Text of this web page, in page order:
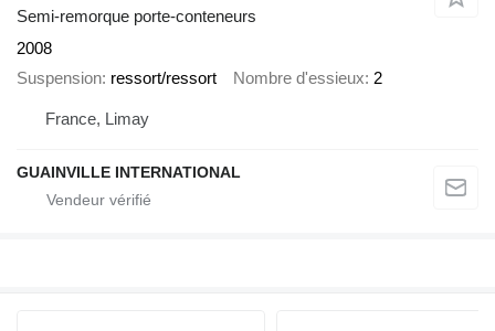
Semi-remorque porte-conteneurs
2008
Suspension ressort/ressort Nombre d'essieux 2
France, Limay
GUAINVILLE INTERNATIONAL